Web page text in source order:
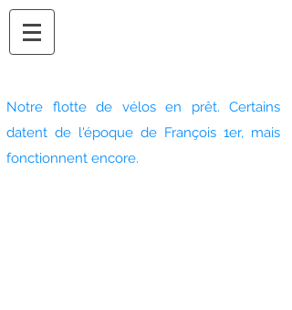
Notre flotte de vélos en prêt. Certains
datent de l'époque de François 1er, mais
fonctionnent encore.